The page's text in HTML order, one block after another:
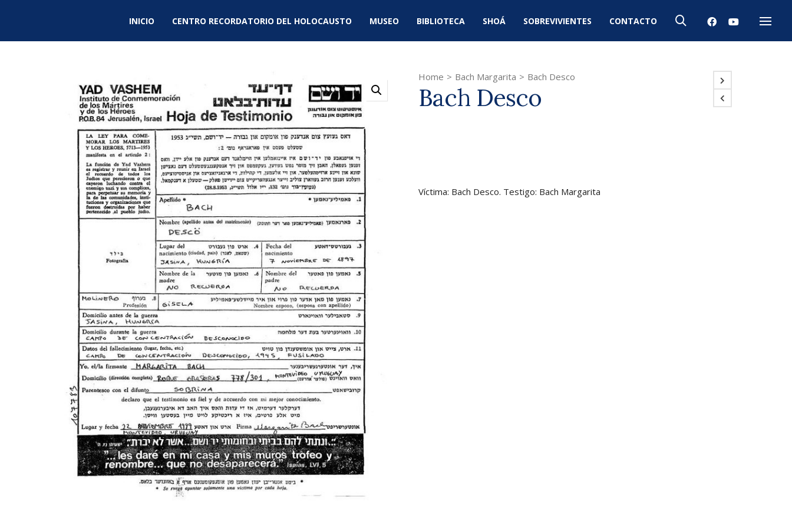
INICIO CENTRO RECORDATORIO DEL HOLOCAUSTO MUSEO BIBLIOTECA SHOÁ SOBREVIVIENTES CONTACTO
Menú
Home > Bach Margarita > Bach Desco
Bach Desco
Víctima: Bach Desco. Testigo: Bach Margarita